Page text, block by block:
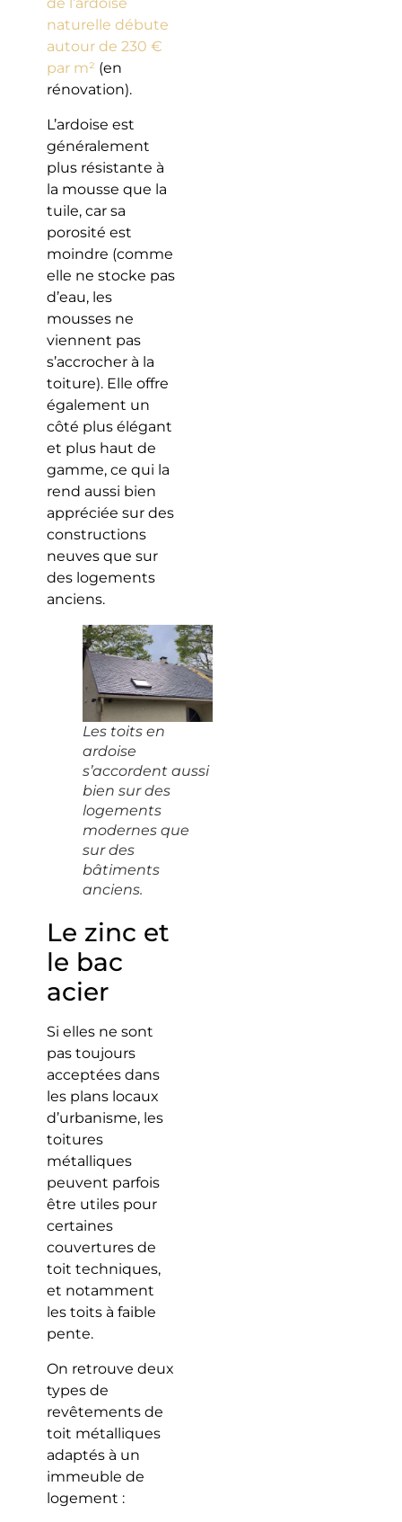
naturelle débute
autour de 230 €
par m² (en
rénovation).
L’ardoise est
généralement
plus résistante à
la mousse que la
tuile, car sa
porosité est
moindre (comme
elle ne stocke pas
d’eau, les
mousses ne
viennent pas
s’accrocher à la
toiture). Elle offre
également un
côté plus élégant
et plus haut de
gamme, ce qui la
rend aussi bien
appréciée sur des
constructions
neuves que sur
des logements
anciens.
Les toits en
ardoise
s’accordent aussi
bien sur des
logements
modernes que
sur des
bâtiments
anciens.
Le zinc et
le bac
acier
Si elles ne sont
pas toujours
acceptées dans
les plans locaux
d’urbanisme, les
toitures
métalliques
peuvent parfois
être utiles pour
certaines
couvertures de
toit techniques,
et notamment
les toits à faible
pente.
On retrouve deux
types de
revêtements de
toit métalliques
adaptés à un
immeuble de
logement :